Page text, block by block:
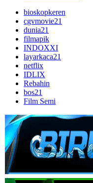
bioskopkeren
cgvmovie21
dunia21
filmapik
INDOXXI
layarkaca21
netflix
IDLIX
Rebahin
bos21
Film Semi